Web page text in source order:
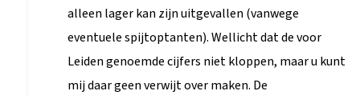
alleen lager kan zijn uitgevallen (vanwege
eventuele spijtoptanten). Wellicht dat de voor
Leiden genoemde cijfers niet kloppen, maar u kunt
mij daar geen verwijt over maken. De